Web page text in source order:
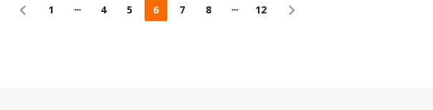
1 4 5 6 7 8 12